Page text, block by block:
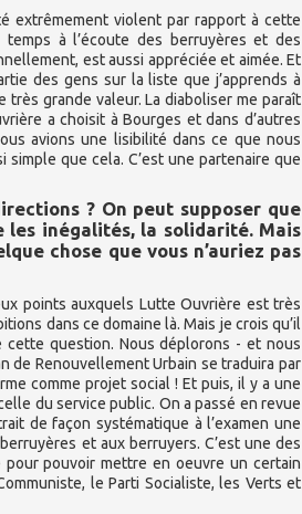
extrêmement violent par rapport à cette
à l’écoute des berruyères et des
est aussi appréciée et aimée. Et
des gens sur la liste que j’apprends à
très grande valeur. La diaboliser me paraît
a choisit à Bourges et dans d’autres
avions une lisibilité dans ce que nous
que cela. C’est une partenaire que
? On peut supposer que
inégalités, la solidarité. Mais
chose que vous n’auriez pas
points auxquels Lutte Ouvrière est très
dans ce domaine là. Mais je crois qu’il
question. Nous déplorons - et nous
de Renouvellement Urbain se traduira par
comme projet social ! Et puis, il y a une
du service public. On a passé en revue
de façon systématique à l’examen une
et aux berruyers. C’est une des
pouvoir mettre en oeuvre un certain
le Parti Socialiste, les Verts et